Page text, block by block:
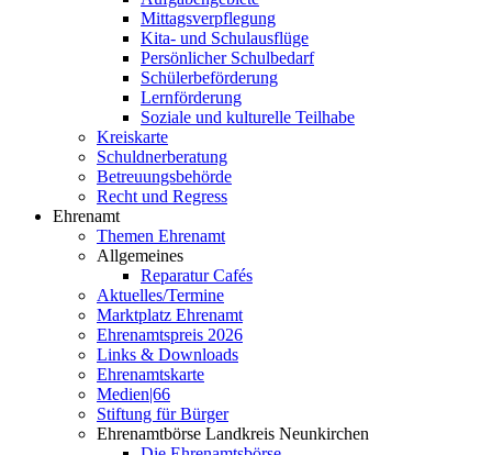
Mittagsverpflegung
Kita- und Schulausflüge
Persönlicher Schulbedarf
Schülerbeförderung
Lernförderung
Soziale und kulturelle Teilhabe
Kreiskarte
Schuldnerberatung
Betreuungsbehörde
Recht und Regress
Ehrenamt
Themen Ehrenamt
Allgemeines
Reparatur Cafés
Aktuelles/Termine
Marktplatz Ehrenamt
Ehrenamtspreis 2026
Links & Downloads
Ehrenamtskarte
Medien|66
Stiftung für Bürger
Ehrenamtbörse Landkreis Neunkirchen